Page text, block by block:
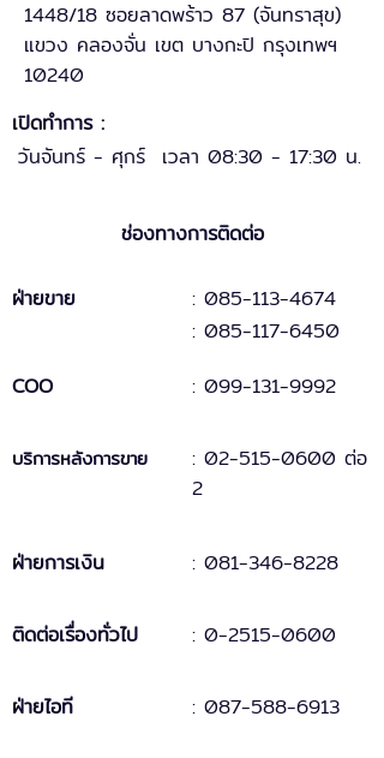
1448/18 ซอยลาดพร้าว 87 (จันทราสุข)
แขวง คลองจั่น เขต บางกะปิ กรุงเทพฯ
10240
เปิดทำการ :
วันจันทร์ - ศุกร์ เวลา 08:30 - 17:30 น.
ช่องทางการติดต่อ
ฝ่ายขาย
: 085-113-4674
: 085-117-6450
COO
: 099-131-9992
บริการหลังการขาย : 02-515-0600 ต่อ
2
ฝ่ายการเงิน : 081-346-8228
ติดต่อเรื่องทั่วไป : 0-2515-0600
ฝ่ายไอที : 087-588-6913